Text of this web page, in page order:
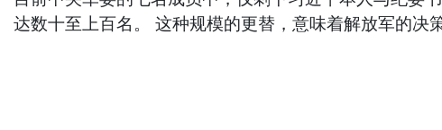
达数十至上百名。 这种规模的更替，意味着解放军的决